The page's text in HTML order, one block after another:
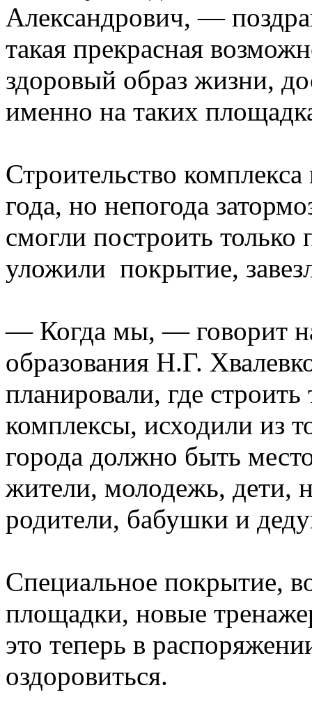
Александрович, —
такая прекрасная
здоровый образ жизни,
именно на таких
Строительство
года, но непогода
смогли построить только
уложили покрытие,
— Когда мы, — говорит
образования Н.Г.
планировали, где
комплексы, исходили из
города должно быть
жители, молодежь, дети,
родители, бабушки и
Специальное покрытие,
площадки, новые
это теперь в
оздоровиться.